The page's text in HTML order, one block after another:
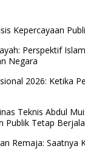
Kepercayaan
Perspektif
Negara
2026: Ketika
Teknis Abdul
Publik Tetap
Remaja: Saatnya